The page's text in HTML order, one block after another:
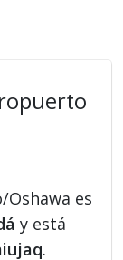
es
y está
.